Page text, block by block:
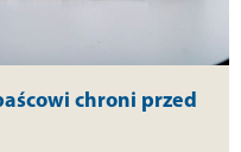
chroni przed